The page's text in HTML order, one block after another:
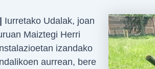
Iurretako Udalak, joan
Maiztegi Herri
izandako
aurrean, bere